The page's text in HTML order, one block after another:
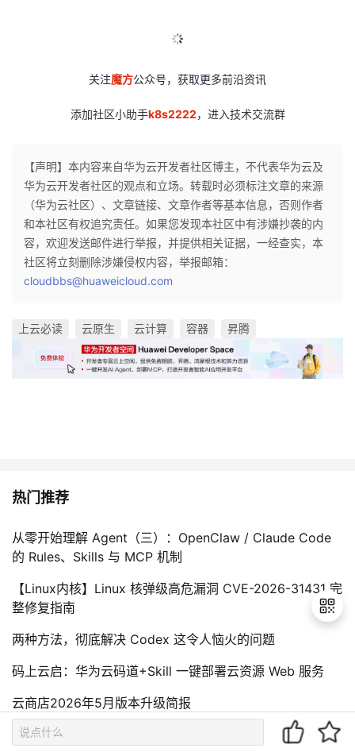
关注魔方公众号，获取更多前沿资讯
添加社区小助手k8s2222，进入技术交流群
【声明】本内容来自华为云开发者社区博主，不代表华为云及
华为云开发者社区的观点和立场。转载时必须标注文章的来源
（华为云社区）、文章链接、文章作者等基本信息，否则作者
和本社区有权追究责任。如果您发现本社区中有涉嫌抄袭的内
容，欢迎发送邮件进行举报，并提供相关证据，一经查实，本
社区将立刻删除涉嫌侵权内容，举报邮箱：
cloudbbs@huaweicloud.com
上云必读 云原生 云计算 容器 昇腾
热门推荐
从零开始理解 Agent（三）：OpenClaw / Claude Code
的 Rules、Skills 与 MCP 机制
【Linux内核】Linux 核弹级高危漏洞 CVE-2026-31431 完
整修复指南
两种方法，彻底解决 Codex 这令人恼火的问题
码上云启：华为云码道+Skill 一键部署云资源 Web 服务
云商店2026年5月版本升级简报